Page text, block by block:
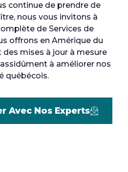
continue de prendre de
nous vous invitons à
de Services de
offrons en Amérique du
des mises à jour à mesure
à améliorer nos
québécois.
Avec Nos Experts
O
P